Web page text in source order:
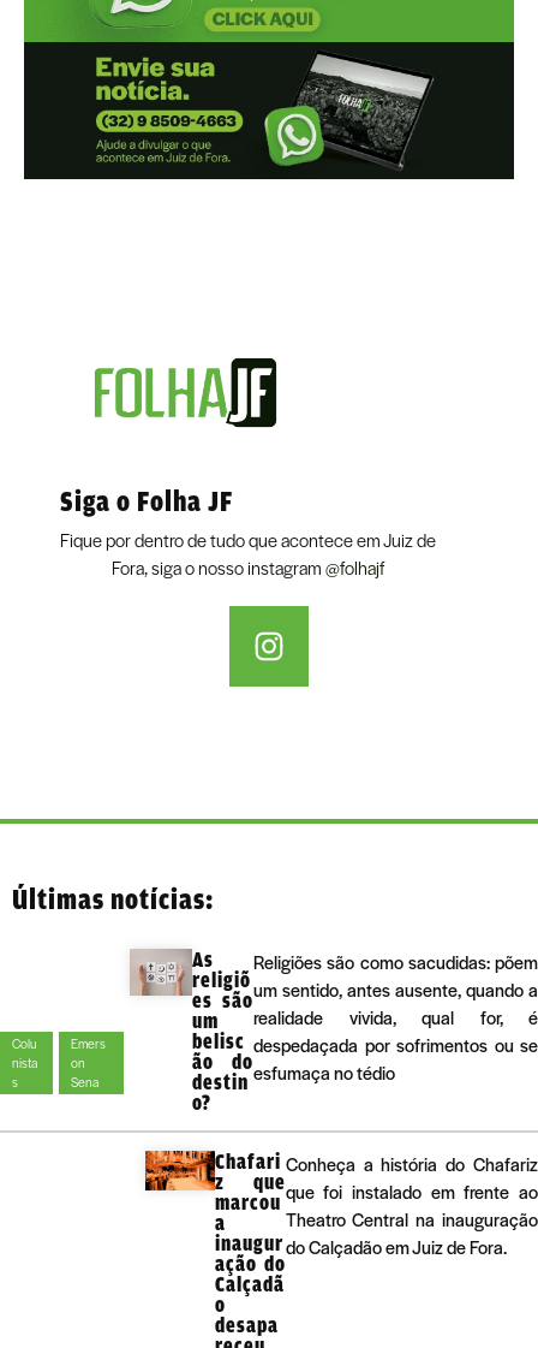
Siga o Folha JF
Fique por dentro de tudo que acontece em Juiz de
Fora, siga o nosso instagram@folhajf
Últimas notícias:
Colu
nista
s
Emers
on
Sena
As
religiõ
es são
um
belisc
ão do
destin
o?
Religiões são como sacudidas: põem
um sentido, antes ausente, quando a
realidade vivida, qual for, é
despedaçada por sofrimentos ou se
esfumaça no tédio
Chafari
z que
marcou
a
inaugur
ação do
Calçadã
o
desapa
Conheça a história do Chafariz
que foi instalado em frente ao
Theatro Central na inauguração
do Calçadão em Juiz de Fora.